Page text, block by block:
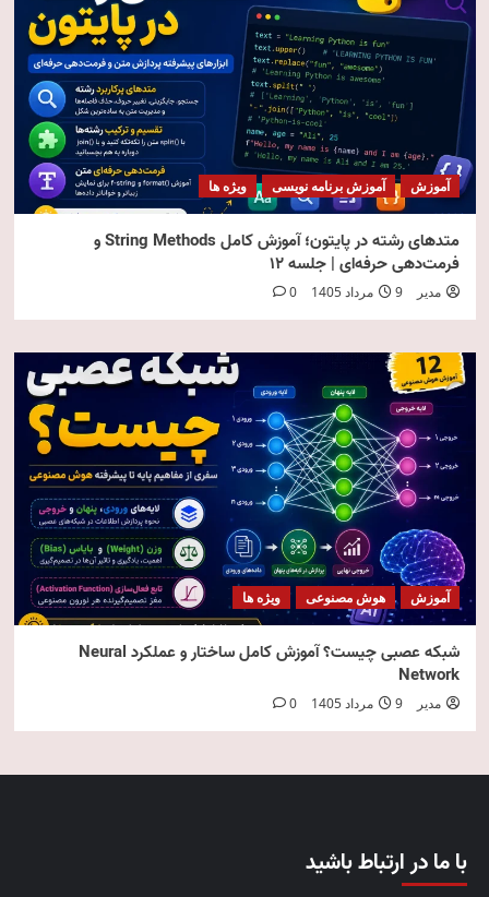
آموزش آموزش برنامه نویسی ویژه ها
متدهای رشته در پایتون؛ آموزش کامل String Methods و
فرمت‌دهی حرفه‌ای | جلسه ۱۲
مدیر 9 مرداد 1405 0
آموزش هوش مصنوعی ویژه ها
شبکه عصبی چیست؟ آموزش کامل ساختار و عملکرد Neural
Network
مدیر 9 مرداد 1405 0
با ما در ارتباط باشید